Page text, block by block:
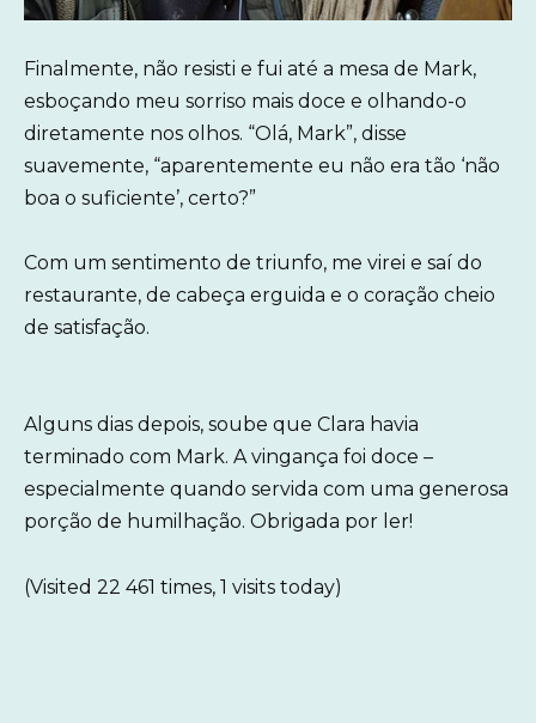
Finalmente, não resisti e fui até a mesa de Mark,
esboçando meu sorriso mais doce e olhando-o
diretamente nos olhos. “Olá, Mark”, disse
suavemente, “aparentemente eu não era tão ‘não
boa o suficiente’, certo?”
Com um sentimento de triunfo, me virei e saí do
restaurante, de cabeça erguida e o coração cheio
de satisfação.
Alguns dias depois, soube que Clara havia
terminado com Mark. A vingança foi doce –
especialmente quando servida com uma generosa
porção de humilhação. Obrigada por ler!
(Visited 22 461 times, 1 visits today)